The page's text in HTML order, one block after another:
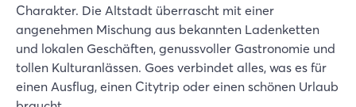
Charakter. Die Altstadt überrascht mit einer
angenehmen Mischung aus bekannten Ladenketten
und lokalen Geschäften, genussvoller Gastronomie und
tollen Kulturanlässen. Goes verbindet alles, was es für
einen Ausflug, einen Citytrip oder einen schönen Urlaub